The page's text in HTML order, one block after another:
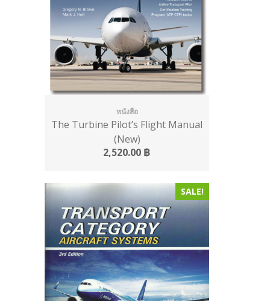
หนังสือ
The Turbine Pilot’s Flight Manual
(New)
2,520.00 ฿
SALE!